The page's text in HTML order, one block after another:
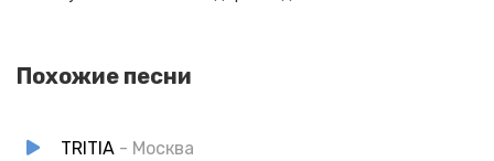
Похожие песни
TRITIA - Москва